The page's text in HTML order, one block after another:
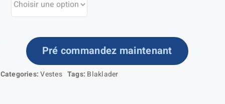
Pré commandez maintenant
Categories:Vestes Tags: Blaklader